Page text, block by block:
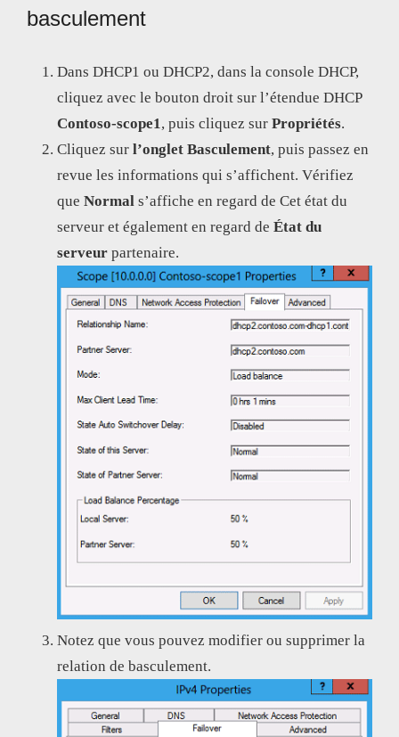
basculement
Dans DHCP1 ou DHCP2, dans la console DHCP,
cliquez avec le bouton droit sur l’étendue DHCP
Contoso-scope1, puis cliquez sur Propriétés.
Cliquez sur l’onglet Basculement, puis passez en
revue les informations qui s’affichent. Vérifiez
que Normal s’affiche en regard de Cet état du
serveur et également en regard de État du
serveur partenaire.
Notez que vous pouvez modifier ou supprimer la
relation de basculement.